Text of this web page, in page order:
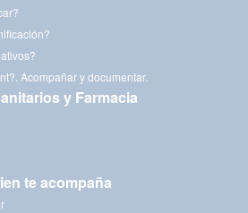
Acompañar y documentar.
y Farmacia
te acompaña